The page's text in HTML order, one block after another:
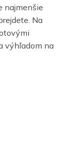
najmenšie
Na
výhľadom na